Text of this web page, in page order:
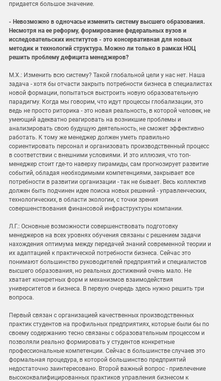
придается большое значение.
- Невозможно в одночасье изменить систему высшего образования.
Несмотря на ее реформу, формирование федеральных вузов и
исследовательских институтов - это консервативная для новых
методик и технологий структура. Можно ли только в рамках НОЦ
решить проблему дефицита менеджеров?
М.Х.: Изменить всю систему? Такой глобальной цели у нас нет. Наша
задача - хотя бы отчасти закрыть потребности бизнеса в специалистах
новой формации, попытаться выстроить новую образовательную
парадигму. Когда мы говорим, что идут процессы глобализации, это
ведь не просто риторика - это новая реальность, в которой человек, не
умеющий адекватно реагировать на возникшие проблемы и
анализировать свою будущую деятельность, не сможет эффективно
работать. К тому же менеджер должен уметь правильно
сориентировать персонал и организовать производственный процесс
в соответствии с внешними условиями. И это иллюзия, что топ-
менеджер стоит где-то наверху пирамиды, сам прогнозирует развитие
событий, обладая необходимыми компетенциями, закрывает все
потребности в развитии организации - так не бывает. Весь коллектив
должен быть подчинен идее поиска новых решений - управленческих,
технологических, в области экологии, с точки зрения
совершенствования финансовой инфраструктуры компании.
Л.Г.: Основные возможности совершенствовать подготовку
менеджеров на всех уровнях обучения связаны с решением задачи
нахождения оптимума между передачей знаний современной теории и
их адаптацией к практической потребности бизнеса. Сейчас это
понимают большинство руководителей предприятий и специалистов
высшего образования, но реальных достижений очень мало. Не
хватает конкретных форм и механизмов взаимодействия
университетов и бизнеса. В первую очередь здесь нужно решить три
вопроса.
Первый связан с организацией качественных производственных
практик студентов на профильных предприятиях, которые были бы по
своему содержанию тесно связаны с образовательным процессом и
позволяли реально формировать у студентов конкретные
профессиональные компетенции. Сейчас в большинстве случаев это
формальная процедура, в которой большинство предприятий
недостаточно заинтересовано. Второй важный вопрос - привлечение
высококвалифицированных практиков управления бизнесом к